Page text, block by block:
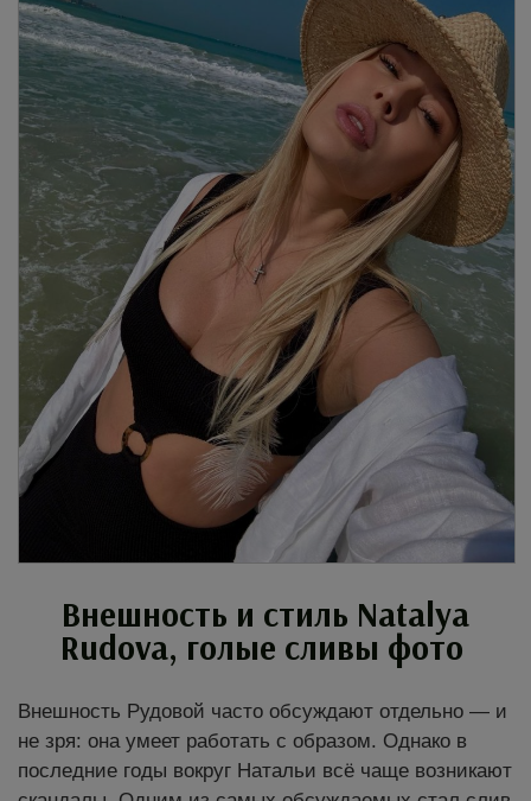
Внешность и стиль Natalya
Rudova, голые сливы фото
Внешность Рудовой часто обсуждают отдельно — и
не зря: она умеет работать с образом. Однако в
последние годы вокруг Натальи всё чаще возникают